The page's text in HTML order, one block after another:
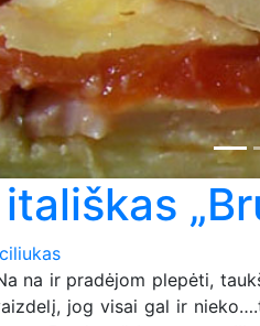
ciliukas
na ir pradėjom plepėti,
jog visai gal ir